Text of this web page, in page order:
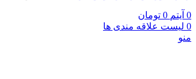
0 آیتم 0 تومان
0 لیست علاقه مندی ها
منو